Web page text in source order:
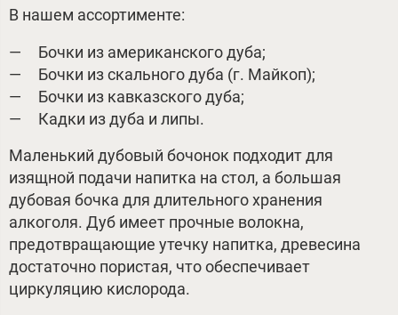
В нашем ассортименте:
Бочки из американского дуба;
Бочки из скального дуба (г. Майкоп);
Бочки из кавказского дуба;
Кадки из дуба и липы.
Маленький дубовый бочонок подходит для
изящной подачи напитка на стол, а большая
дубовая бочка для длительного хранения
алкоголя. Дуб имеет прочные волокна,
предотвращающие утечку напитка, древесина
достаточно пористая, что обеспечивает
циркуляцию кислорода.